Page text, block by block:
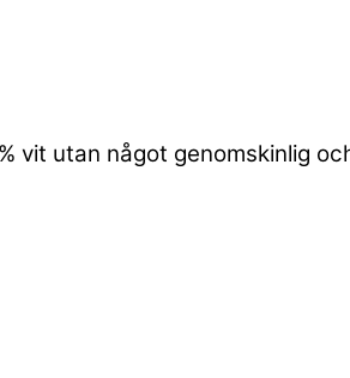
vit utan något genomskinlig